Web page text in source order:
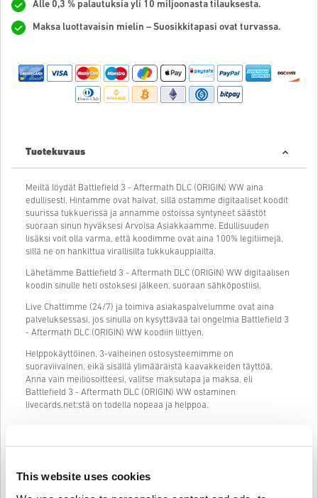
This website uses cookies
Alle 0,3 % palautuksia yli 10 miljoonasta tilauksesta.
Maksa luottavaisin mielin – Suosikkitapasi ovat turvassa.
Tuotekuvaus
Meiltä löydät Battlefield 3 - Aftermath DLC (ORIGIN) WW aina
edullisesti. Hintamme ovat halvat, sillä ostamme digitaaliset koodit
suurissa tukkuerissä ja annamme ostoissa syntyneet säästöt
suoraan sinun hyväksesi Arvoisa Asiakkaamme. Edullisuuden
lisäksi voit olla varma, että koodimme ovat aina 100% legitiimejä,
sillä ne on hankittua virallisilta tukkukauppiailta.
Lähetämme Battlefield 3 - Aftermath DLC (ORIGIN) WW digitaalisen
koodin sinulle heti ostoksesi jälkeen, suoraan sähköpostiisi.
Live Chattimme (24/7) ja toimiva asiakaspalvelumme ovat aina
palveluksessasi, jos sinulla on kysyttävää tai ongelmia Battlefield 3
- Aftermath DLC (ORIGIN) WW koodiin liittyen.
Helppokäyttöinen, 3-vaiheinen ostosysteemimme on
suoraviivainen, eikä sisällä ylimääräistä kaavakkeiden täyttöä.
Anna vain meiliosoitteesi, valitse maksutapa ja maksa, eli
Battlefield 3 - Aftermath DLC (ORIGIN) WW ostaminen
livecards.net:stä on todella nopeaa ja helppoa.
HUOM